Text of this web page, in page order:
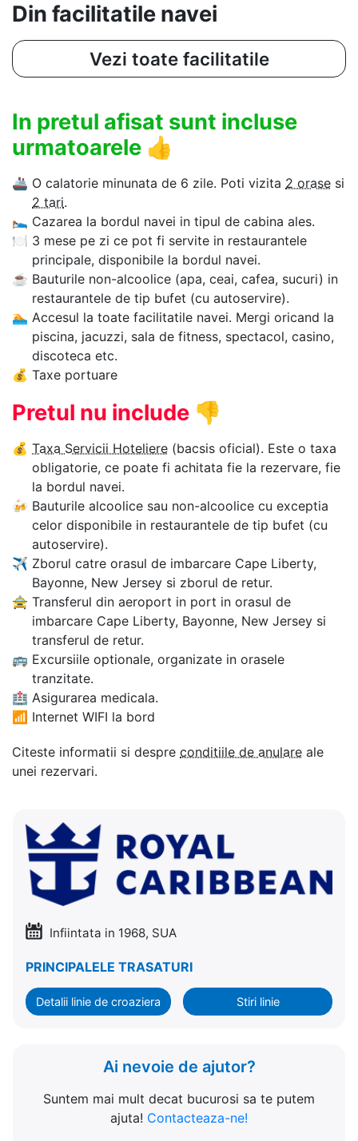
Din facilitatile navei
Vezi toate facilitatile
In pretul afisat sunt incluse
urmatoarele 👍
🚢 O calatorie minunata de 6 zile. Poti vizita 2 orase si
2 tari.
🛌 Cazarea la bordul navei in tipul de cabina ales.
🍽 3 mese pe zi ce pot fi servite in restaurantele
principale, disponibile la bordul navei.
☕ Bauturile non-alcoolice (apa, ceai, cafea, sucuri) in
restaurantele de tip bufet (cu autoservire).
🏊‍ Accesul la toate facilitatile navei. Mergi oricand la
piscina, jacuzzi, sala de fitness, spectacol, casino,
discoteca etc.
💰 Taxe portuare
Pretul nu include 👎
💰 Taxa Servicii Hoteliere (bacsis oficial). Este o taxa
obligatorie, ce poate fi achitata fie la rezervare, fie
la bordul navei.
🍻 Bauturile alcoolice sau non-alcoolice cu exceptia
celor disponibile in restaurantele de tip bufet (cu
autoservire).
✈ Zborul catre orasul de imbarcare Cape Liberty,
Bayonne, New Jersey si zborul de retur.
🚖 Transferul din aeroport in port in orasul de
imbarcare Cape Liberty, Bayonne, New Jersey si
transferul de retur.
🚌 Excursiile optionale, organizate in orasele
tranzitate.
🏥 Asigurarea medicala.
📶 Internet WIFI la bord
Citeste informatii si despre conditiile de anulare ale
unei rezervari.
Infiintata in 1968, SUA
PRINCIPALELE TRASATURI
Detalii linie de croaziera Stiri linie
Ai nevoie de ajutor?
Suntem mai mult decat bucurosi sa te putem
ajuta! Contacteaza-ne!